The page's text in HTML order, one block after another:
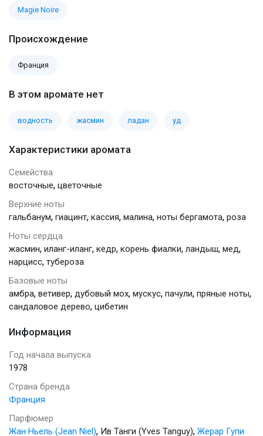
Magie Noire
Происхождение
Франция
В этом аромате нет
водность жасмин ладан уд
Характеристики аромата
Семейства
восточные, цветочные
Верхние ноты
гальбанум, гиацинт, кассия, малина, ноты бергамота, роза
Ноты сердца
жасмин, иланг-иланг, кедр, корень фиалки, ландыш, мед,
нарцисс, тубероза
Базовые ноты
амбра, ветивер, дубовый мох, мускус, пачули, пряные ноты,
сандаловое дерево, цибетин
Информация
Год начала выпуска
1978
Страна бренда
Франция
Парфюмер
Жан Ньель (Jean Niel), Ив Танги (Yves Tanguy), Жерар Гупи